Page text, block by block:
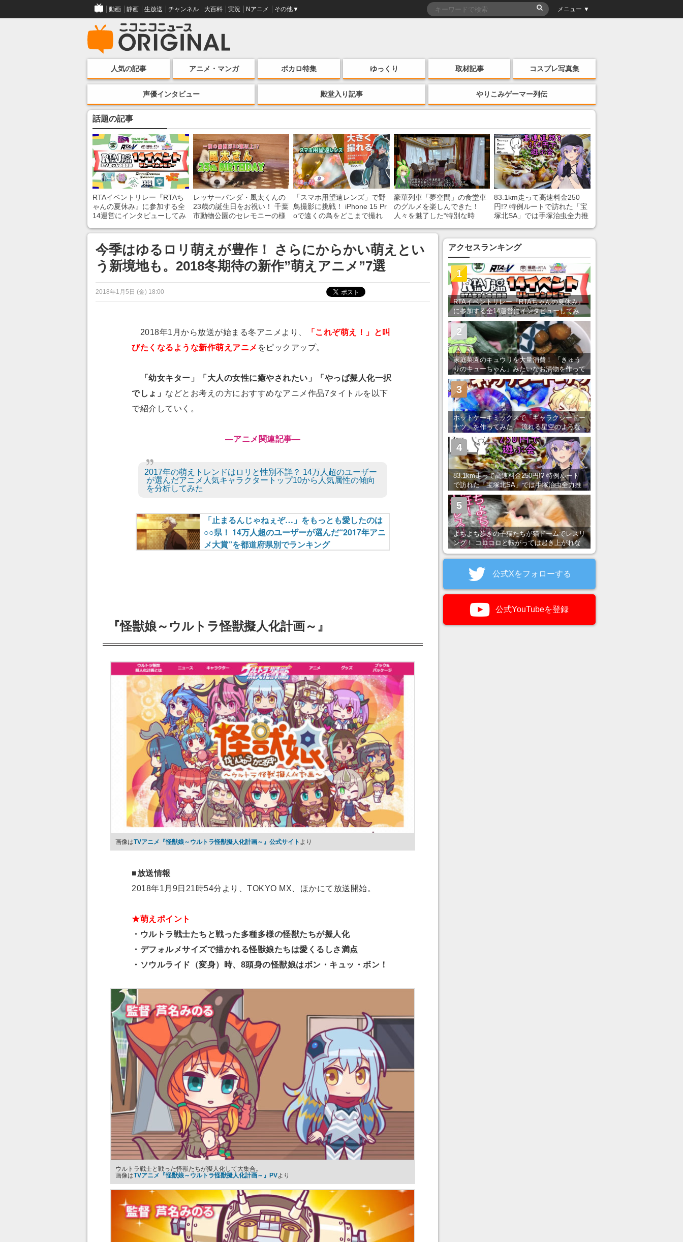
動画 静画 生放送 チャンネル 大百科 実況 Nアニメ その他▼ メニュー ▼
人気の記事 アニメ・マンガ ボカロ特集 ゆっくり 取材記事 コスプレ写真集
声優インタビュー 殿堂入り記事 やりこみゲーマー列伝
話題の記事
RTAイベントリレー『RTAち
ゃんの夏休み』に参加する全
14運営にインタビューしてみ
ンネルの貸し出しを利用し8/9
から1週間にわたって開催
レッサーパンダ・風太くんの
23歳の誕生日をお祝い！ 千葉
市動物公園のセレモニーの様
「スマホ用望遠レンズ」で野
鳥撮影に挑戦！ iPhone 15 Pr
oで遠くの鳥をどこまで撮れ
豪華列車「夢空間」の食堂車
のグルメを楽しんできた！
人々を魅了した“特別な時
あ」「行ってみたい」の声
83.1km走って高速料金250
円!? 特例ルートで訪れた「宝
塚北SA」では手塚治虫全力推
今季はゆるロリ萌えが豊作！ さらにからかい萌えとい
う新境地も。2018冬期待の新作”萌えアニメ”7選
2018年1月5日 (金) 18:00
2018年1月から放送が始まる冬アニメより、
「これぞ萌え！」と叫
びたくなるような新作萌えアニメ をピックアップ。
「幼女キター」「大人の女性に癒やされたい」「やっぱ擬人化一択
でしょ」 などとお考えの方におすすめなアニメ作品7タイトルを以下
で紹介していく。
―アニメ関連記事―
2017年の萌えトレンドはロリと性別不詳？ 14万人超のユーザー
が選んだアニメ人気キャラクタートップ10から人気属性の傾向
を分析してみた
『怪獣娘～ウルトラ怪獣擬人化計画～』
画像はTVアニメ『怪獣娘～ウルトラ怪獣擬人化計画～』公式サイト より
■放送情報
2018年1月9日21時54分より、TOKYO MX、ほかにて放送開始。
★萌えポイント
・ウルトラ戦士たちと戦った多種多様の怪獣たちが擬人化
・デフォルメサイズで描かれる怪獣娘たちは愛くるしさ満点
・ソウルライド（変身）時、8頭身の怪獣娘はボン・キュッ・ボン！
ウルトラ戦士と戦った怪獣たちが擬人化して大集合。
画像はTVアニメ『怪獣娘～ウルトラ怪獣擬人化計画～』PVより
アクセスランキング
RTAイベントリレー『RTAちゃんの夏休み』
に参加する全14運営にインタビューしてみ
た！ 「RTA in Japan」のチャンネルの貸し
出しを利用し8/9から1週間にわたって開催
1
家庭菜園のキュウリを大量消費！ 「きゅう
りのキューちゃん」みたいなお漬物を作って
みた
2
ホットケーキミックスで「ギャラクシードー
ナツ」を作ってみた！ 流れる星空のような
レンチン・レシピを紹介
3
83.1km走って高速料金250円!? 特例ルート
で訪れた「宝塚北SA」では手塚治虫全力推
し＆関西グルメが楽しめる！
4
よちよち歩きの子猫たちが猫ドームでレスリ
ング！ コロコロと転がっては起き上がれな
5
公式Xをフォローする
公式YouTubeを登録